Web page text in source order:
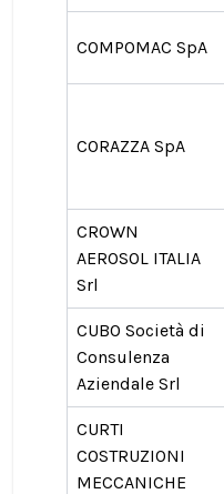
COMPOMAC SpA
CORAZZA SpA
CROWN
AEROSOL ITALIA
Srl
CUBO Società di
Consulenza
Aziendale Srl
CURTI
COSTRUZIONI
MECCANICHE